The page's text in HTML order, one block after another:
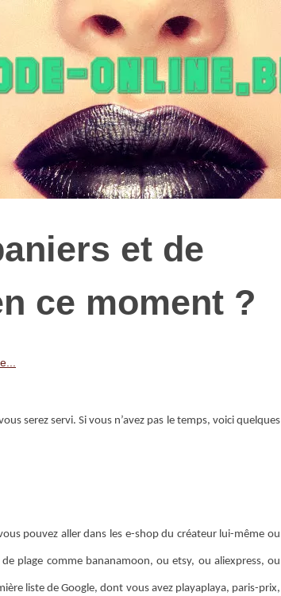
et de
ce moment ?
serez servi. Si vous n’avez pas le temps, voici quelques
pouvez aller dans les e-shop du créateur lui-même ou
plage comme bananamoon, ou etsy, ou aliexpress, ou
liste de Google, dont vous avez playaplaya, paris-prix,